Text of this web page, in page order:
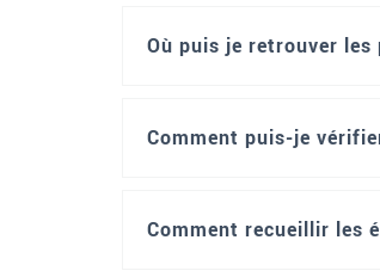
Où puis je retrouver les
Comment puis-je
Comment recueillir les